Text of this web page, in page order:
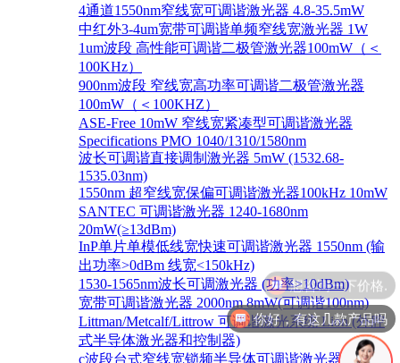
4通道1550nm窄线宽可调谐激光器 4.8-35.5mW
中红外3-4um宽带可调谐单频窄线宽激光器 1W
1um波段 高性能可调谐二极管激光器100mW（＜
100KHz）
900nm波段 窄线宽高功率可调谐二极管激光器
100mW（＜100KHZ）
ASE-Free 10mW 窄线宽紧凑型可调谐激光器
Specifications PMO 1040/1310/1580nm
波长可调谐直接调制激光器 5mW (1532.68-
1535.03nm)
1550nm 超窄线宽保偏可调谐激光器100kHz 10mW
SANTEC 可调谐激光器 1240-1680nm
20mW(≥13dBm)
InP单片单模低线宽快速可调谐激光器 1550nm (输
出功率>0dBm 线宽<150kHz)
1530-1565nm波长可调激光器 (功率>10dBm)
宽带可调谐激光器 2000nm 8mW(可调谐100nm)
Littman/Metcalf/Littrow 可调谐激光系统 Lion (外腔
式半导体激光器和控制器)
c波段台式窄线宽锁频半导体可调谐激光器 1528-
你好，有这几款产品吗